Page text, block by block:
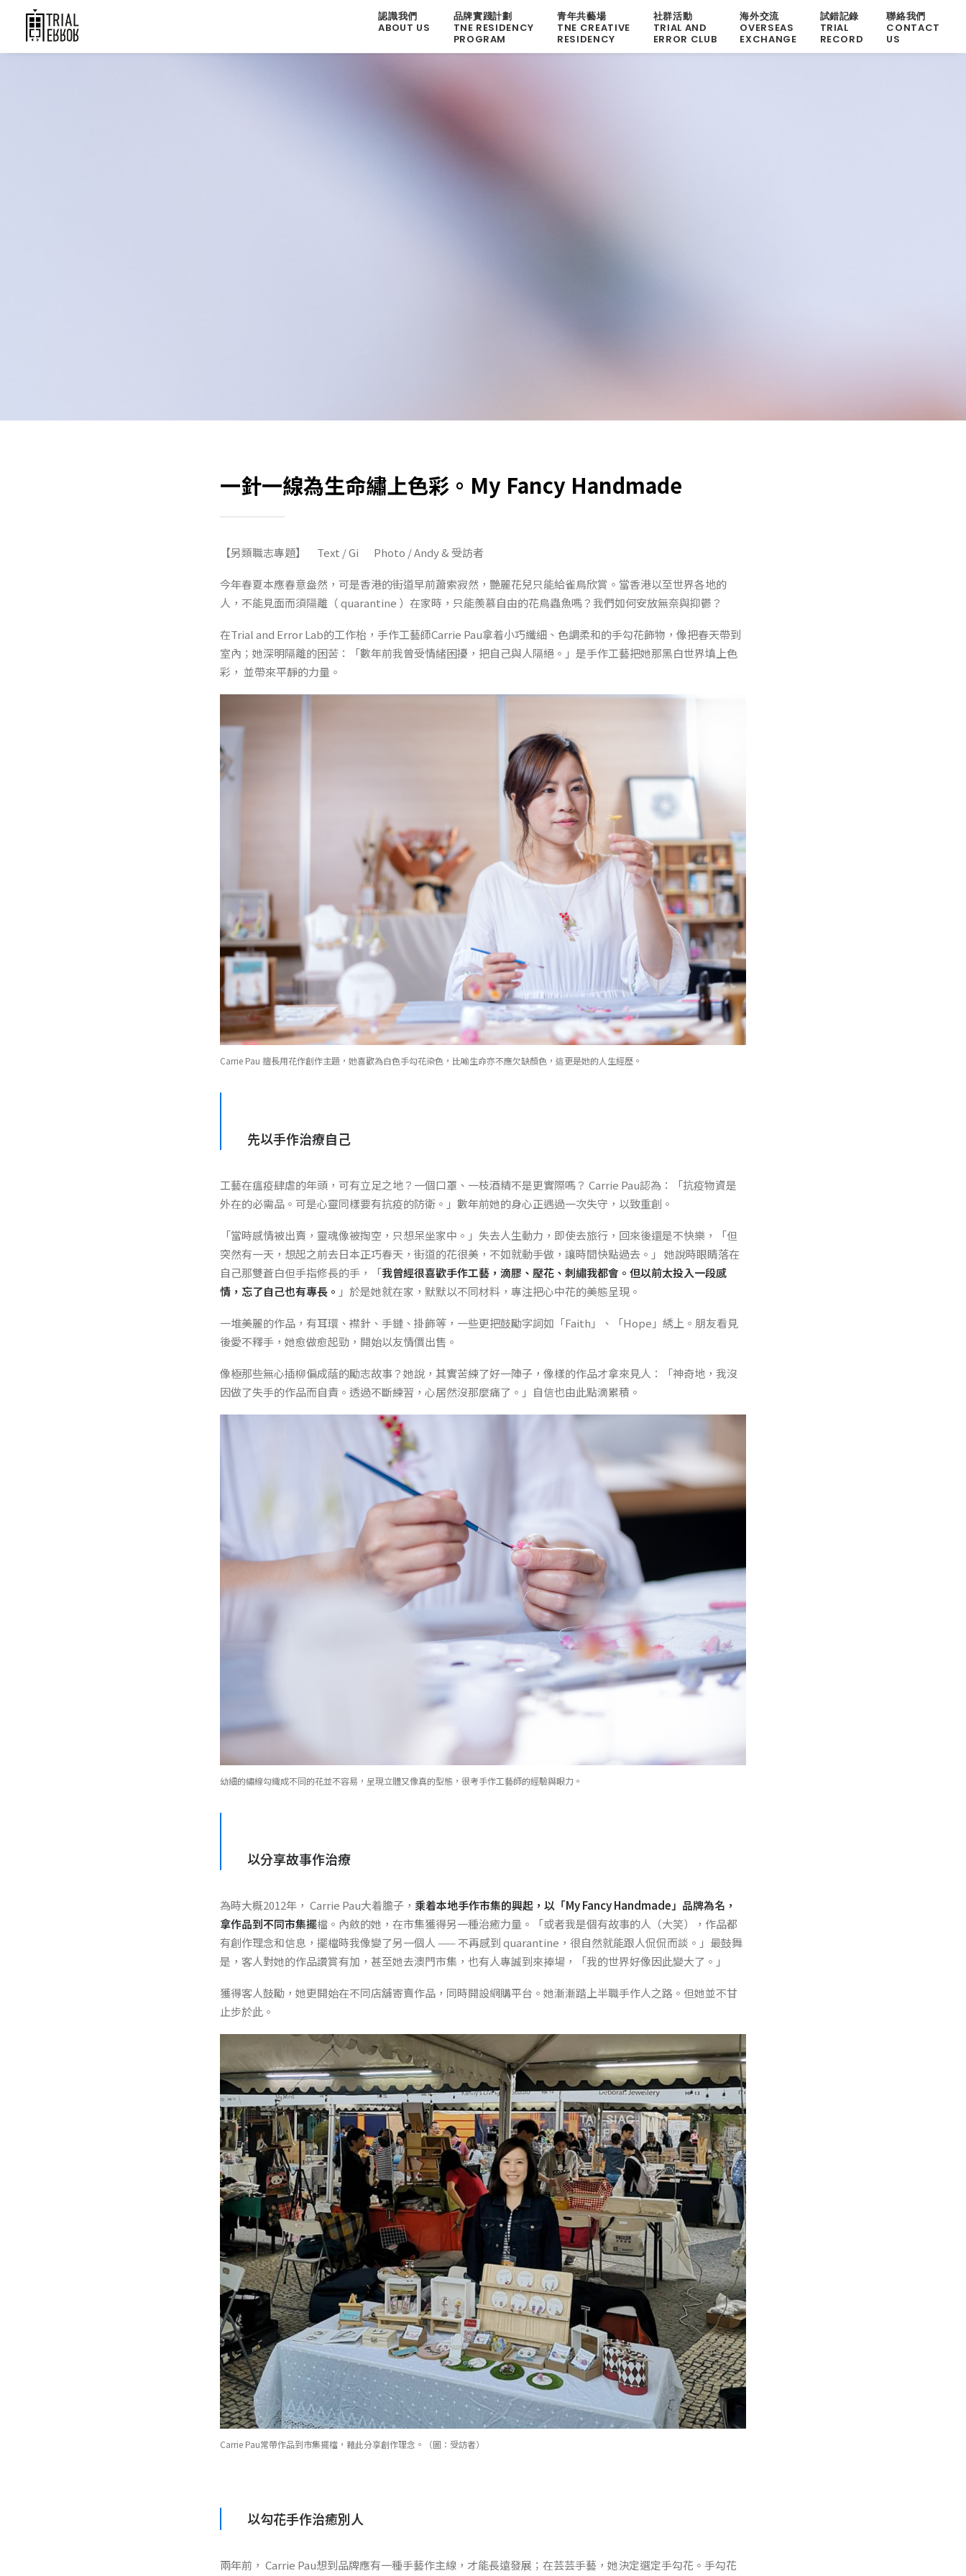
認識我們
ABOUT US
品牌實踐計劃
TNE RESIDENCY
PROGRAM
青年共藝場
TNE CREATIVE
RESIDENCY
社群活動
TRIAL AND
ERROR CLUB
海外交流
OVERSEAS
EXCHANGE
試錯記錄
TRIAL
RECORD
聯絡我們
CONTACT
US
一針一線為生命繡上色彩。My Fancy Handmade
【另類職志專題】 Text / Gi Photo / Andy & 受訪者
今年春夏本應春意盎然，可是香港的街道早前蕭索寂然，艷麗花兒只能給雀鳥欣賞。當香港以至世界各地的
人，不能見面而須隔離（ quarantine ）在家時，只能羨慕自由的花鳥蟲魚嗎？我們如何安放無奈與抑鬱？
在Trial and Error Lab的工作枱，手作工藝師Carrie Pau拿着小巧纖細、色調柔和的手勾花飾物，像把春天帶到
室內；她深明隔離的困苦：「數年前我曾受情緒困擾，把自己與人隔絕。」是手作工藝把她那黑白世界填上色
彩， 並帶來平靜的力量。
Carrie Pau 擅長用花作創作主題，她喜歡為白色手勾花染色，比喻生命亦不應欠缺顏色，這更是她的人生經歷。
先以手作治療自己
工藝在瘟疫肆虐的年頭，可有立足之地？一個口罩、一枝酒精不是更實際嗎？ Carrie Pau認為：「抗疫物資是
外在的必需品。可是心靈同樣要有抗疫的防衛。」數年前她的身心正遇過一次失守，以致重創。
「當時感情被出賣，靈魂像被掏空，只想呆坐家中。」失去人生動力，即使去旅行，回來後還是不快樂，「但
突然有一天，想起之前去日本正巧春天，街道的花很美，不如就動手做，讓時間快點過去。」 她說時眼睛落在
自己那雙蒼白但手指修長的手，「我曾經很喜歡手作工藝，滴膠、壓花、刺繡我都會。但以前太投入一段感
情，忘了自己也有專長。 」於是她就在家，默默以不同材料，專注把心中花的美態呈現。
一堆美麗的作品，有耳環、襟針、手鏈、掛飾等，一些更把鼓勵字詞如「Faith」、「Hope」綉上。朋友看見
後愛不釋手，她愈做愈起勁，開始以友情價出售。
像極那些無心插柳偏成蔭的勵志故事？她說，其實苦練了好一陣子，像樣的作品才拿來見人：「神奇地，我沒
因做了失手的作品而自責。透過不斷練習，心居然沒那麼痛了。」自信也由此點滴累積。
幼細的繡線勾織成不同的花並不容易，呈現立體又像真的型態，很考手作工藝師的經驗與眼力。
以分享故事作治療
為時大概2012年， Carrie Pau大着膽子， 乘着本地手作市集的興起，以「My Fancy Handmade」 品牌為名，
拿作品到不同市集擺檔。內斂的她，在市集獲得另一種治癒力量。「或者我是個有故事的人（大笑），作品都
有創作理念和信息，擺檔時我像變了另一個人 —— 不再感到 quarantine，很自然就能跟人侃侃而談。」最鼓舞
是，客人對她的作品讚賞有加，甚至她去澳門市集，也有人專誠到來捧場，「我的世界好像因此變大了。」
獲得客人鼓勵，她更開始在不同店舖寄賣作品，同時開設網購平台。她漸漸踏上半職手作人之路。但她並不甘
止步於此。
Carrie Pau常帶作品到市集擺檔，藉此分享創作理念。（圖：受訪者）
以勾花手作治癒別人
兩年前， Carrie Pau想到品牌應有一種手藝作主線，才能長遠發展；在芸芸手藝，她決定選定手勾花。手勾花